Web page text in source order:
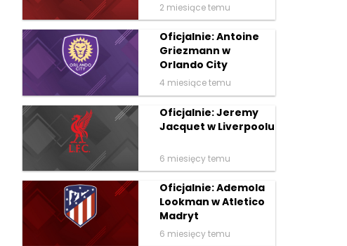
2 miesiące temu
Oficjalnie: Antoine
Griezmann w
Orlando City
4 miesiące temu
Oficjalnie: Jeremy
Jacquet w Liverpoolu
6 miesięcy temu
Oficjalnie: Ademola
Lookman w Atletico
Madryt
6 miesięcy temu